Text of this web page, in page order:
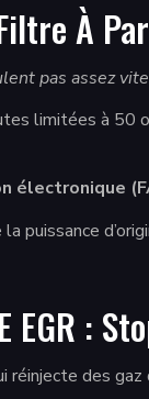
À
pas assez
limitées à 50
électronique
puissance
EGR :
réinjecte des